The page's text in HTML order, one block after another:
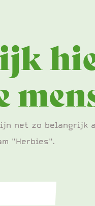
net zo belangrijk
"Herbies".